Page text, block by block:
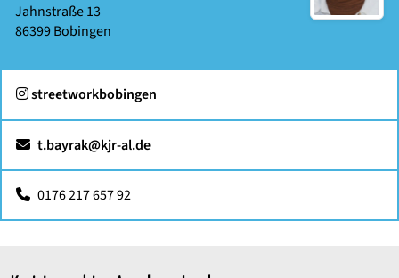
Jahnstraße 13
86399Bobingen
:streetworkbobingen
t.bayrak@kjr-al.de
0176 217 657 92